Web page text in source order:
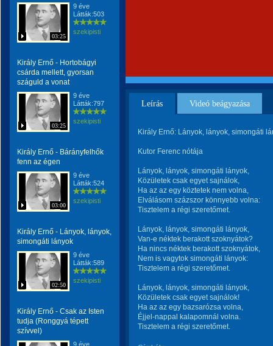
03:25
9 éve
Látták:503
szekipisti
Király Ernő - Hortobágyi
csárda mellett, gyorsan
száguld a vonat
03:25
9 éve
Látták:797
szekipisti
Király Ernő - Bárányfelhők
fenn az égen
03:00
9 éve
Látták:524
szekipisti
Király Ernő - Lányok, lányok,
simongáti lányok
02:50
9 éve
Látták:589
szekipisti
Király Ernő - Csak az Isten
tudja (Ronggyá tépett
szívvel)
9 éve
Leírás Videó beágyazása
Király Ernő: Lányok, lányok, simongáti
Kutor Ferenc nótája
Lányok, lányok, simongáti lányok,
Közületek csak egyet sajnálok,
Ha az az egy köztetek nem volna,
Elválásom százszor könnyebb volna:
Tisztelem a régi szeretőmet.
Lányok, lányok, simongáti lányok,
Van-e néktek berakott szoknyátok?
Ha nincs néktek berakott szoknyátok,
Nem is vagytok simongáti lányok:
Tisztelem a régi szeretőmet.
Lányok, lányok, simongáti lányok,
Közületek csak egyet sajnálok!
Ha az az egy bazsarózsa volna,
Éjjel-nappal kalapomnál volna.
Tisztelem a régi szeretőmet.